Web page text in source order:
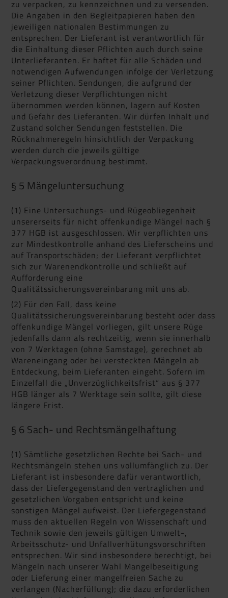
zu verpacken, zu kennzeichnen und zu versenden.
Die Angaben in den Begleitpapieren haben den
jeweiligen nationalen Bestimmungen zu
entsprechen. Der Lieferant ist verantwortlich für
die Einhaltung dieser Pflichten auch durch seine
Unterlieferanten. Er haftet für alle Schäden und
notwendigen Aufwendungen infolge der Verletzung
seiner Pflichten. Sendungen, die aufgrund der
Verletzung dieser Verpflichtungen nicht
übernommen werden können, lagern auf Kosten
und Gefahr des Lieferanten. Wir dürfen Inhalt und
Zustand solcher Sendungen feststellen. Die
Rücknahmeregeln hinsichtlich der Verpackung
werden durch die jeweils gültige
Verpackungsverordnung bestimmt.
§ 5 Mängeluntersuchung
(1) Eine Untersuchungs- und Rügeobliegenheit
unsererseits für nicht offenkundige Mängel nach §
377 HGB ist ausgeschlossen. Wir verpflichten uns
zur Mindestkontrolle anhand des Lieferscheins und
auf Transportschäden; der Lieferant verpflichtet
sich zur Warenendkontrolle und schließt auf
Aufforderung eine
Qualitätssicherungsvereinbarung mit uns ab.
(2) Für den Fall, dass keine
Qualitätssicherungsvereinbarung besteht oder dass
offenkundige Mängel vorliegen, gilt unsere Rüge
jedenfalls dann als rechtzeitig, wenn sie innerhalb
von 7 Werktagen (ohne Samstage), gerechnet ab
Wareneingang oder bei versteckten Mängeln ab
Entdeckung, beim Lieferanten eingeht. Sofern im
Einzelfall die „Unverzüglichkeitsfrist“ aus § 377
HGB länger als 7 Werktage sein sollte, gilt diese
längere Frist.
§ 6 Sach- und Rechtsmängelhaftung
(1) Sämtliche gesetzlichen Rechte bei Sach- und
Rechtsmängeln stehen uns vollumfänglich zu. Der
Lieferant ist insbesondere dafür verantwortlich,
dass der Liefergegenstand den vertraglichen und
gesetzlichen Vorgaben entspricht und keine
sonstigen Mängel aufweist. Der Liefergegenstand
muss den aktuellen Regeln von Wissenschaft und
Technik sowie den jeweils gültigen Umwelt-,
Arbeitsschutz- und Unfallverhütungsvorschriften
entsprechen. Wir sind insbesondere berechtigt, bei
Mängeln nach unserer Wahl Mangelbeseitigung
oder Lieferung einer mangelfreien Sache zu
verlangen (Nacherfüllung); die dazu erforderlichen